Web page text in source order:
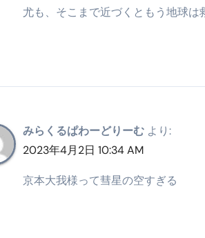
ドメイン取得からホームペー
【最新版】掛け布団の選び方
【アシストステッパー】ハン
【2026年最新保存版】エア
コロナウイルス完全解説ガイ
「3秒で整う、新しい栄養補
尤も、そこまで近づくともう地球
みらくるぱわーどりーむ より:
2023年4月2日 10:34 AM
京本大我様って彗星の空すぎる